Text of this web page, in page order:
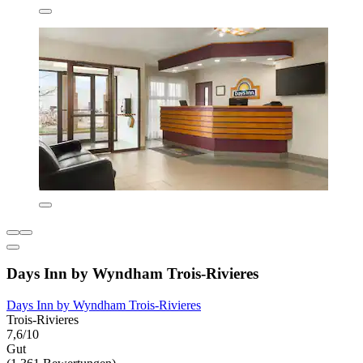
Days Inn by Wyndham Trois-Rivieres
Days Inn by Wyndham Trois-Rivieres
Trois-Rivieres
7,6/10
Gut